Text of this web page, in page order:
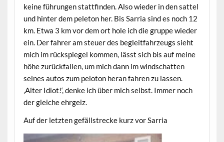
keine führungen stattfinden. Also wieder in den sattel
und hinter dem peleton her. Bis Sarria sind es noch 12
km. Etwa 3 km vor dem ort hole ich die gruppe wieder
ein. Der fahrer am steuer des begleitfahrzeugs sieht
mich im rückspiegel kommen, lässt sich bis auf meine
höhe zurückfallen, um mich dann im windschatten
seines autos zum peloton heran fahren zu lassen.
‚Alter Idiot!‘, denke ich über mich selbst. Immer noch
der gleiche ehrgeiz.
Auf der letzten gefällstrecke kurz vor Sarria